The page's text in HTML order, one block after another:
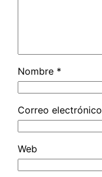
Nombre *
Correo electrónico
Web